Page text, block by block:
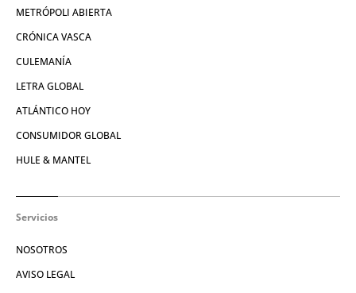
METRÓPOLI ABIERTA
CRÓNICA VASCA
CULEMANÍA
LETRA GLOBAL
ATLÁNTICO HOY
CONSUMIDOR GLOBAL
HULE & MANTEL
Servicios
NOSOTROS
AVISO LEGAL